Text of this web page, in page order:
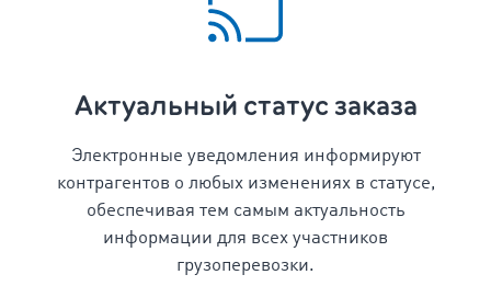
Актуальный статус заказа
Электронные уведомления информируют
контрагентов о любых изменениях в статусе,
обеспечивая тем самым актуальность
информации для всех участников
грузоперевозки.